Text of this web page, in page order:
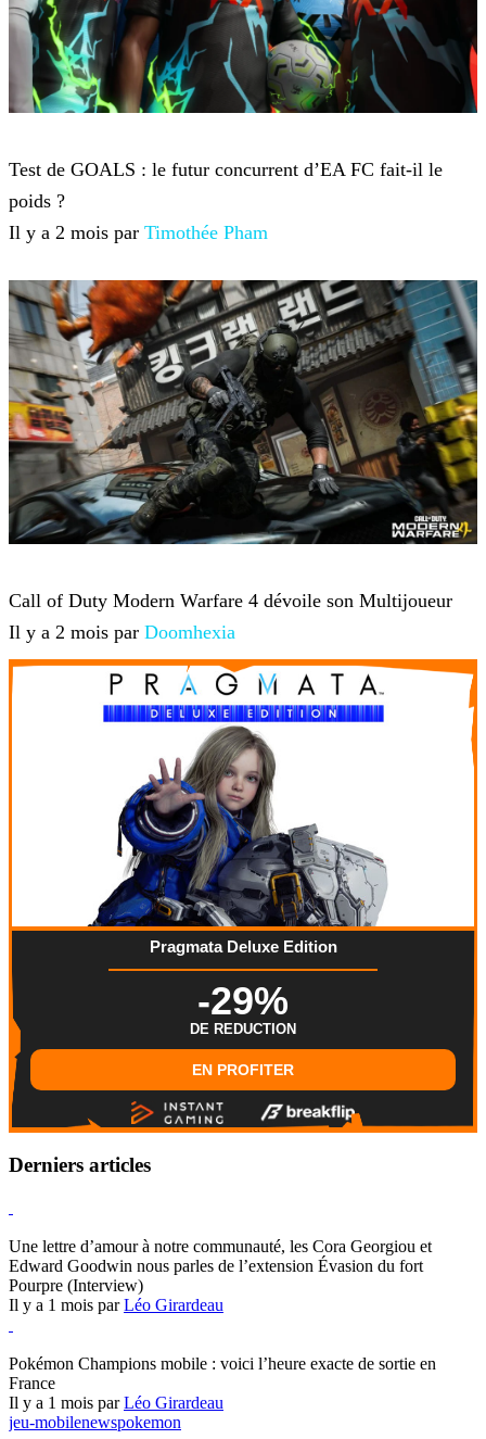
Test de GOALS : le futur concurrent d’EA FC fait-il le
poids ?
Il y a 2 mois par Timothée Pham
Call of Duty Modern Warfare 4 dévoile son Multijoueur
Il y a 2 mois par Doomhexia
Pragmata Deluxe Edition
-29%
DE REDUCTION
EN PROFITER
Derniers articles
Une lettre d’amour à notre communauté, les Cora Georgiou et
Edward Goodwin nous parles de l’extension Évasion du fort
Pourpre (Interview)
Il y a 1 mois parLéo Girardeau
Pokémon Champions mobile : voici l’heure exacte de sortie en
France
Il y a 1 mois parLéo Girardeau
jeu-mobilenewspokemon